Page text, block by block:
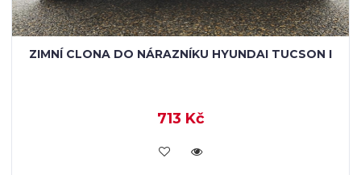
ZIMNÍ CLONA DO NÁRAZNÍKU HYUNDAI TUCSON I
713 Kč
KOUPIT